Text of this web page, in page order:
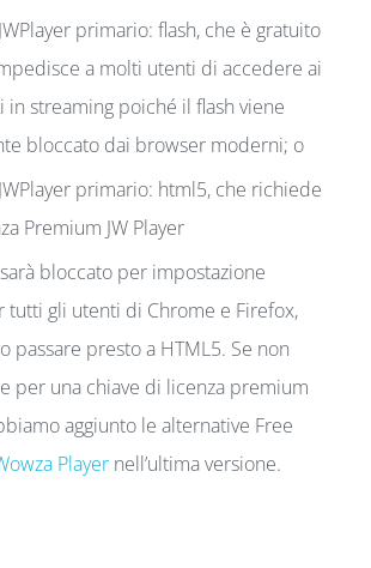
primario: flash, che è gratuito
a molti utenti di accedere ai
in streaming poiché il flash viene
bloccato dai browser moderni; o
primario: html5, che richiede
Premium JW Player
bloccato per impostazione
tutti gli utenti di Chrome e Firefox,
passare presto a HTML5. Se non
per una chiave di licenza premium
aggiunto le alternative Free
Player nell’ultima versione.